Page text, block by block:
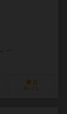
0
持ってる